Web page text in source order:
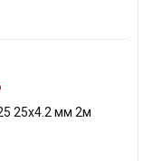
25х4.2 мм 2м